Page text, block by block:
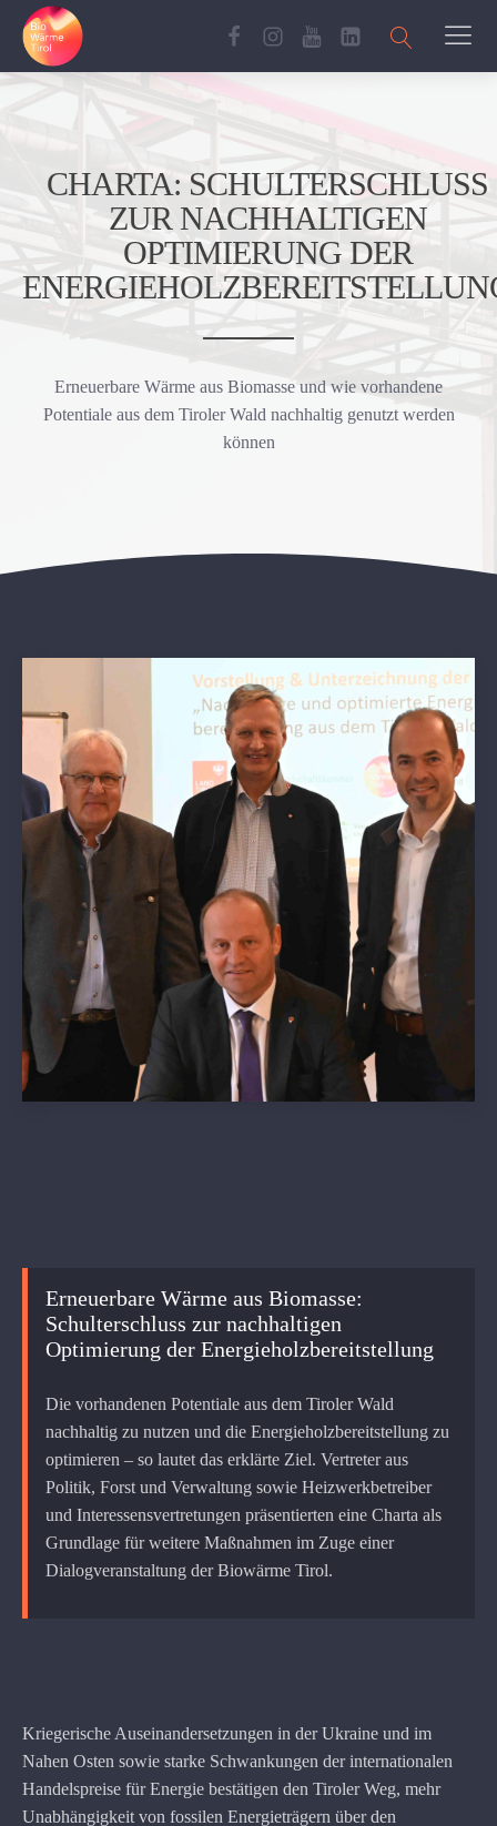
CHARTA: SCHULTERSCHLUSS
ZUR NACHHALTIGEN
OPTIMIERUNG DER
Erneuerbare Wärme aus Biomasse und wie vorhandene
Potentiale aus dem Tiroler Wald nachhaltig genutzt werden
können
Erneuerbare Wärme aus Biomasse:
Schulterschluss zur nachhaltigen
Optimierung der Energieholzbereitstellung
Die vorhandenen Potentiale aus dem Tiroler Wald
nachhaltig zu nutzen und die Energieholzbereitstellung zu
optimieren – so lautet das erklärte Ziel. Vertreter aus
Politik, Forst und Verwaltung sowie Heizwerkbetreiber
und Interessensvertretungen präsentierten eine Charta als
Grundlage für weitere Maßnahmen im Zuge einer
Dialogveranstaltung der Biowärme Tirol.
Kriegerische Auseinandersetzungen in der Ukraine und im
Nahen Osten sowie starke Schwankungen der internationalen
Handelspreise für Energie bestätigen den Tiroler Weg, mehr
Unabhängigkeit von fossilen Energieträgern über den